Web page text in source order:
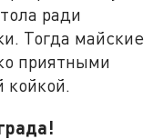
ради
Тогда майские
приятными
койкой.